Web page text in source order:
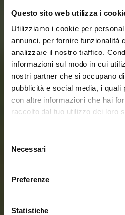
Questo sito web utilizza i
Utilizziamo i cookie per
annunci, per fornire funzionalità
analizzare il nostro traffico.
informazioni sul modo in cui
nostri partner che si occupano
pubblicità e social media, i quali
con altre informazioni che hai
raccolto dal tuo utilizzo dei loro
delNecessari
Preferenze
Statistiche